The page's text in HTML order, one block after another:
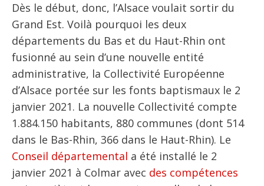
Dès le début, donc, l’Alsace voulait sortir du
Grand Est. Voilà pourquoi les deux
départements du Bas et du Haut-Rhin ont
fusionné au sein d’une nouvelle entité
administrative, la Collectivité Européenne
d’Alsace portée sur les fonts baptismaux le 2
janvier 2021. La nouvelle Collectivité compte
1.884.150 habitants, 880 communes (dont 514
dans le Bas-Rhin, 366 dans le Haut-Rhin). Le
Conseil départemental a été installé le 2
janvier 2021 à Colmar avec des compétences